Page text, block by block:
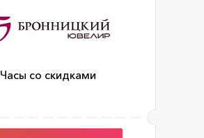
Часы со скидками